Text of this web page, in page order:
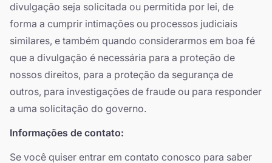
divulgação seja solicitada ou permitida por lei, de
forma a cumprir intimações ou processos judiciais
similares, e também quando considerarmos em boa fé
que a divulgação é necessária para a proteção de
nossos direitos, para a proteção da segurança de
outros, para investigações de fraude ou para responder
a uma solicitação do governo.
Informações de contato:
Se você quiser entrar em contato conosco para saber